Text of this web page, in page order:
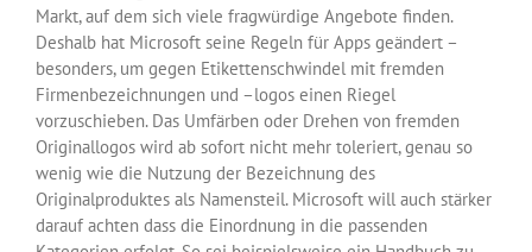
Markt, auf dem sich viele fragwürdige Angebote finden.
Deshalb hat Microsoft seine Regeln für Apps geändert –
besonders, um gegen Etikettenschwindel mit fremden
Firmenbezeichnungen und –logos einen Riegel
vorzuschieben. Das Umfärben oder Drehen von fremden
Originallogos wird ab sofort nicht mehr toleriert, genau so
wenig wie die Nutzung der Bezeichnung des
Originalproduktes als Namensteil. Microsoft will auch stärker
darauf achten dass die Einordnung in die passenden